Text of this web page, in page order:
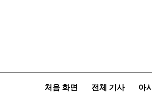
처음 화면 전체 기사 아